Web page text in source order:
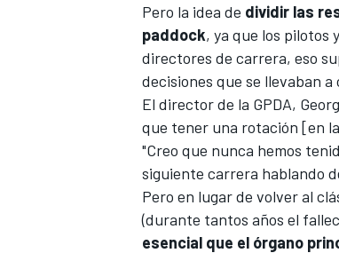
Pero la idea de dividir las
paddock, ya que los pilotos
directores de carrera, eso
decisiones que se llevaban a
El director de la GPDA,
que tener una rotación [en
"Creo que nunca hemos
siguiente carrera hablando
Pero en lugar de volver al
(durante tantos años el
esencial que el órgano